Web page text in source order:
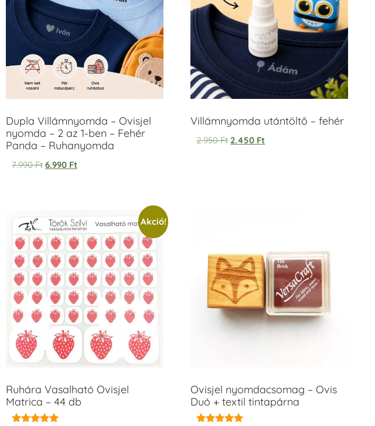
Dupla Villámnyomda – Ovisjel
nyomda – 2 az 1-ben – Fehér
Panda – Ruhanyomda
7.990Ft 6.990 Ft
Villámnyomda utántöltő – fehér
2.950Ft 2.450 Ft
Akció!
Ruhára Vasalható Ovisjel
Matrica – 44 db
Ovisjel nyomdacsomag – Ovis
Duó + textil tintapárna